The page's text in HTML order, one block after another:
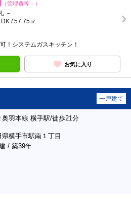
（管理費等－）
－
/ 57.75㎡
！システムガスキッチン！
お気に入り
一戸建て
奥羽本線 横手駅/徒歩21分
県横手市駅南１丁目
/ 築39年